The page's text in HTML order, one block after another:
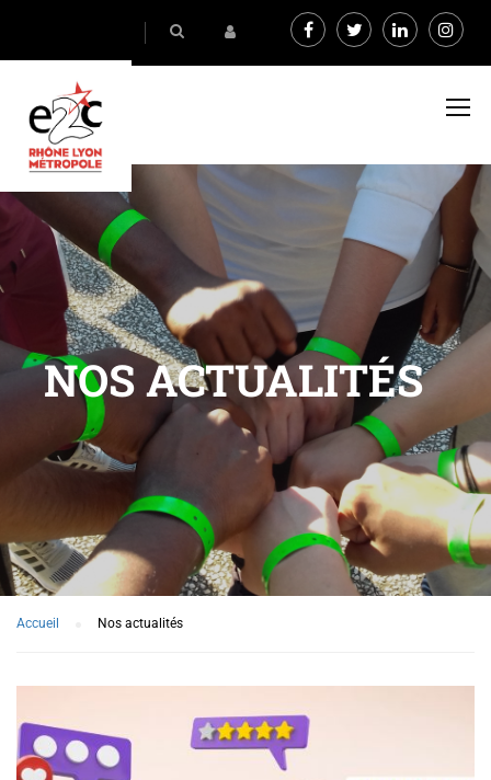
NOS ACTUALITÉS
Accueil Nos actualités